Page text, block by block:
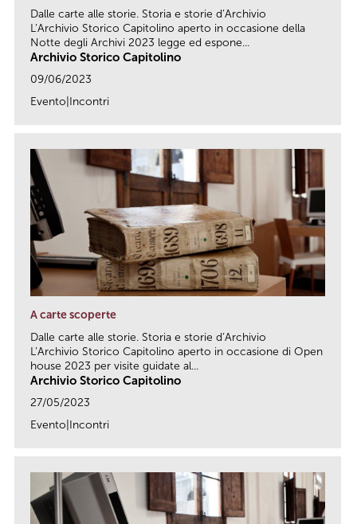
Dalle carte alle storie. Storia e storie d’Archivio
L’Archivio Storico Capitolino aperto in occasione della
Notte degli Archivi 2023 legge ed espone...
Archivio Storico Capitolino
09/06/2023
Evento|Incontri
A carte scoperte
Dalle carte alle storie. Storia e storie d’Archivio
L’Archivio Storico Capitolino aperto in occasione di Open
house 2023 per visite guidate al...
Archivio Storico Capitolino
27/05/2023
Evento|Incontri